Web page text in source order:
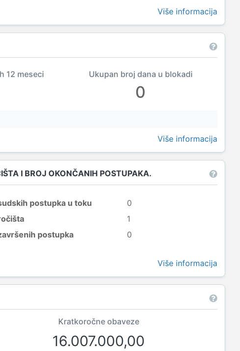
Više informacija
12 meseci Ukupan broj dana u blokadi
0
Više informacija
I BROJ OKONČANIH POSTUPAKA.
postupka u toku
0
1
postupka
0
Više informacija
Kratkoročne obaveze
16.007.000,00